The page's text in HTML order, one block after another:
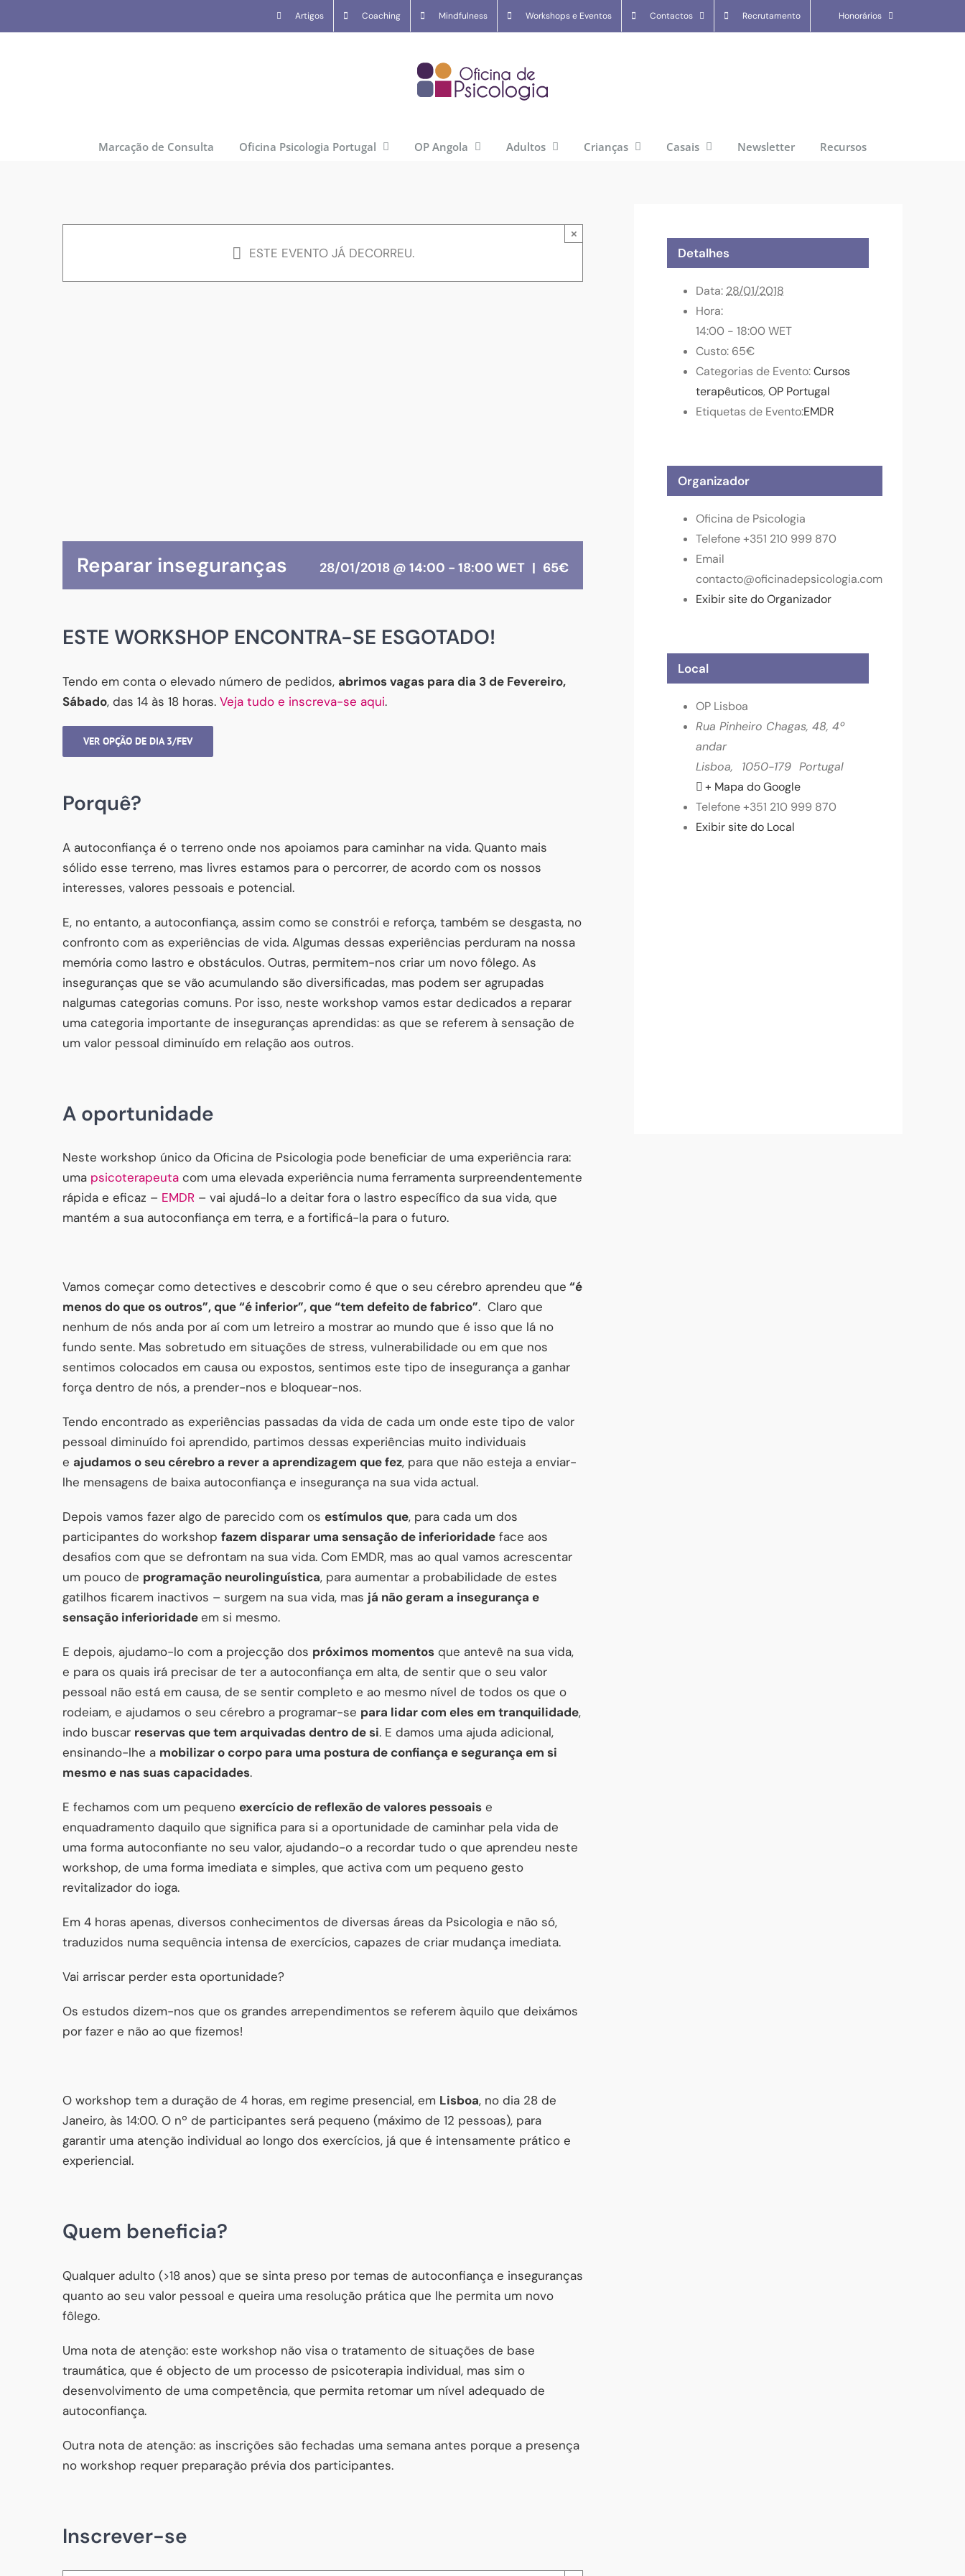
to
Artigos Coaching Mindfulness Workshops e Eventos Contactos Recrutamento Honorários
Marcação de Consulta Oficina Psicologia Portugal OP Angola Adultos Crianças Casais Newsletter Recursos
ESTE EVENTO JÁ DECORREU.
×
Reparar inseguranças 28/01/2018 @ 14:00 -18:00 WET | 65€
ESTE WORKSHOP ENCONTRA-SE ESGOTADO!
Tendo em conta o elevado número de pedidos, abrimos vagas para dia 3 de Fevereiro,
Sábado, das 14 às 18 horas. Veja tudo e inscreva-se aqui.
VER OPÇÃO DE DIA 3/FEV
Porquê?
A autoconfiança é o terreno onde nos apoiamos para caminhar na vida. Quanto mais
sólido esse terreno, mas livres estamos para o percorrer, de acordo com os nossos
interesses, valores pessoais e potencial.
E, no entanto, a autoconfiança, assim como se constrói e reforça, também se desgasta, no
confronto com as experiências de vida. Algumas dessas experiências perduram na nossa
memória como lastro e obstáculos. Outras, permitem-nos criar um novo fôlego. As
inseguranças que se vão acumulando são diversificadas, mas podem ser agrupadas
nalgumas categorias comuns. Por isso, neste workshop vamos estar dedicados a reparar
uma categoria importante de inseguranças aprendidas: as que se referem à sensação de
um valor pessoal diminuído em relação aos outros.
A oportunidade
Neste workshop único da Oficina de Psicologia pode beneficiar de uma experiência rara:
uma psicoterapeuta com uma elevada experiência numa ferramenta surpreendentemente
rápida e eficaz – EMDR – vai ajudá-lo a deitar fora o lastro específico da sua vida, que
mantém a sua autoconfiança em terra, e a fortificá-la para o futuro.
Vamos começar como detectives e descobrir como é que o seu cérebro aprendeu que “é
menos do que os outros”, que “é inferior”, que “tem defeito de fabrico”. Claro que
nenhum de nós anda por aí com um letreiro a mostrar ao mundo que é isso que lá no
fundo sente. Mas sobretudo em situações de stress, vulnerabilidade ou em que nos
sentimos colocados em causa ou expostos, sentimos este tipo de insegurança a ganhar
força dentro de nós, a prender-nos e bloquear-nos.
Tendo encontrado as experiências passadas da vida de cada um onde este tipo de valor
pessoal diminuído foi aprendido, partimos dessas experiências muito individuais
e ajudamos o seu cérebro a rever a aprendizagem que fez, para que não esteja a enviar-
lhe mensagens de baixa autoconfiança e insegurança na sua vida actual.
Depois vamos fazer algo de parecido com os estímulos que, para cada um dos
participantes do workshop fazem disparar uma sensação de inferioridade face aos
desafios com que se defrontam na sua vida. Com EMDR, mas ao qual vamos acrescentar
um pouco de programação neurolinguística, para aumentar a probabilidade de estes
gatilhos ficarem inactivos – surgem na sua vida, mas já não geram a insegurança e
sensação inferioridadeem si mesmo.
E depois, ajudamo-lo com a projecção dos próximos momentos que antevê na sua vida,
e para os quais irá precisar de ter a autoconfiança em alta, de sentir que o seu valor
pessoal não está em causa, de se sentir completo e ao mesmo nível de todos os que o
rodeiam, e ajudamos o seu cérebro a programar-se para lidar com eles em tranquilidade,
indo buscar reservas que tem arquivadas dentro de si. E damos uma ajuda adicional,
ensinando-lhe a mobilizar o corpo para uma postura de confiança e segurança em si
mesmo e nas suas capacidades.
E fechamos com um pequeno exercício de reflexão de valores pessoais e
enquadramento daquilo que significa para si a oportunidade de caminhar pela vida de
uma forma autoconfiante no seu valor, ajudando-o a recordar tudo o que aprendeu neste
workshop, de uma forma imediata e simples, que activa com um pequeno gesto
revitalizador do ioga.
Em 4 horas apenas, diversos conhecimentos de diversas áreas da Psicologia e não só,
traduzidos numa sequência intensa de exercícios, capazes de criar mudança imediata.
Vai arriscar perder esta oportunidade?
Os estudos dizem-nos que os grandes arrependimentos se referem àquilo que deixámos
por fazer e não ao que fizemos!
O workshop tem a duração de 4 horas, em regime presencial, em Lisboa, no dia 28 de
Janeiro, às 14:00. O nº de participantes será pequeno (máximo de 12 pessoas), para
garantir uma atenção individual ao longo dos exercícios, já que é intensamente prático e
experiencial.
Quem beneficia?
Qualquer adulto (>18 anos) que se sinta preso por temas de autoconfiança e inseguranças
quanto ao seu valor pessoal e queira uma resolução prática que lhe permita um novo
fôlego.
Uma nota de atenção: este workshop não visa o tratamento de situações de base
traumática, que é objecto de um processo de psicoterapia individual, mas sim o
desenvolvimento de uma competência, que permita retomar um nível adequado de
autoconfiança.
Outra nota de atenção: as inscrições são fechadas uma semana antes porque a presença
no workshop requer preparação prévia dos participantes.
Inscrever-se
Detalhes
Data: 28/01/2018
Hora:
14:00 - 18:00WET
Custo: 65€
Categorias de Evento: Cursos
terapêuticos,OP Portugal
Etiquetas de Evento:EMDR
Organizador
Oficina de Psicologia
Telefone+351 210 999 870
Email
contacto@oficinadepsicologia.com
Exibir site do Organizador
Local
OP Lisboa
Rua Pinheiro Chagas, 48, 4º
andar
Lisboa, 1050-179 Portugal
+ Mapa do Google
Telefone +351 210 999 870
Exibir site do Local